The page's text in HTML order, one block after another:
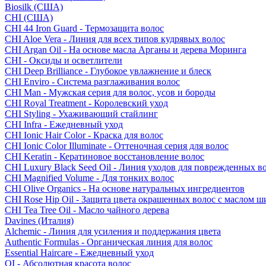
Biosilk (США)
CHI (США)
CHI 44 Iron Guard - Термозащита волос
CHI Aloe Vera - Линия для всех типов кудрявых волос
CHI Argan Oil - На основе масла Арганы и дерева Моринга
CHI - Оксиды и осветлители
CHI Deep Brilliance - Глубокое увлажнение и блеск
CHI Enviro - Система разглаживания волос
CHI Man - Мужская серия для волос, усов и бороды
CHI Royal Treatment - Королевский уход
CHI Styling - Ухаживающий стайлинг
CHI Infra - Ежедневный уход
CHI Ionic Hair Color - Краска для волос
CHI Ionic Color Illuminate - Оттеночная серия для волос
CHI Keratin - Кератиновое восстановление волос
CHI Luxury Black Seed Oil - Линия уходов для поврежденных
CHI Magnified Volume - Для тонких волос
CHI Olive Organics - На основе натуральных ингредиентов
CHI Rose Hip Oil - Защита цвета окрашенных волос с маслом
CHI Tea Tree Oil - Масло чайного дерева
Davines (Италия)
Alchemic - Линия для усиления и поддержания цвета
Authentic Formulas - Органическая линия для волос
Essential Haircare - Eжедневный уход
OI - Абсолютная красота волос